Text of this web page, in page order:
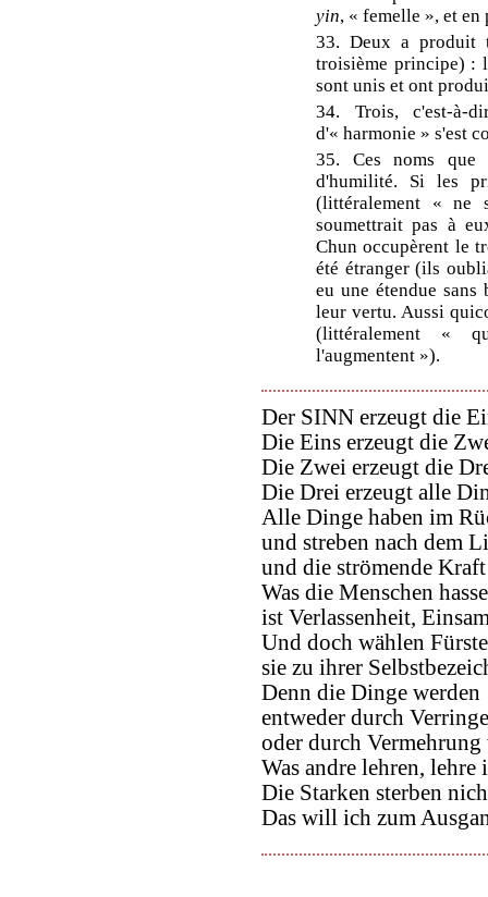
yin, « femelle », et
33. Deux a produit
troisième principe) :
sont unis et ont
34. Trois, c'est-à-
d'« harmonie » s'est
35. Ces noms que
d'humilité. Si les
(littéralement « ne
soumettrait pas à
Chun occupèrent le
été étranger (ils
eu une étendue
leur vertu. Aussi
(littéralement «
l'augmentent »).
Der SINN erzeugt die
Die Eins erzeugt die
Die Zwei erzeugt die
Die Drei erzeugt alle
Alle Dinge haben im
und streben nach dem
und die strömende
Was die Menschen
ist Verlassenheit,
Und doch wählen
sie zu ihrer
Denn die Dinge werden
entweder durch
oder durch
Was andre lehren, lehre
Die Starken sterben
Das will ich zum